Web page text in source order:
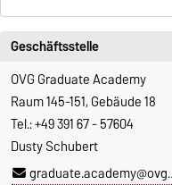
Geschäftsstelle
OVG Graduate Academy
Raum 145-151, Gebäude 18
Tel.: +49 391 67 - 57604
Dusty Schubert
graduate.academy@ovgu.de